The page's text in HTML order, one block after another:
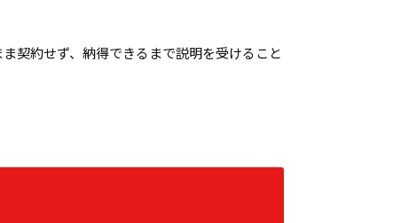
契約せず、納得できるまで説明を受けること